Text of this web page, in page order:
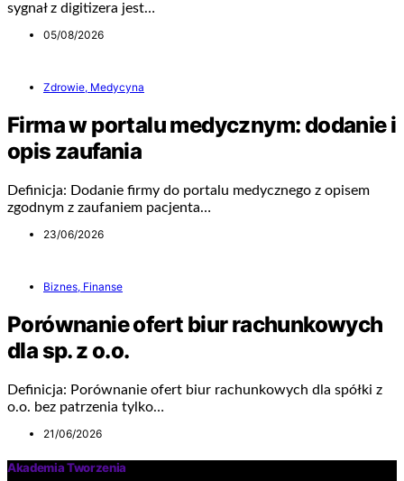
sygnał z digitizera jest…
05/08/2026
Zdrowie, Medycyna
Firma w portalu medycznym: dodanie i
opis zaufania
Definicja: Dodanie firmy do portalu medycznego z opisem
zgodnym z zaufaniem pacjenta…
23/06/2026
Biznes, Finanse
Porównanie ofert biur rachunkowych
dla sp. z o.o.
Definicja: Porównanie ofert biur rachunkowych dla spółki z
o.o. bez patrzenia tylko…
21/06/2026
Akademia Tworzenia